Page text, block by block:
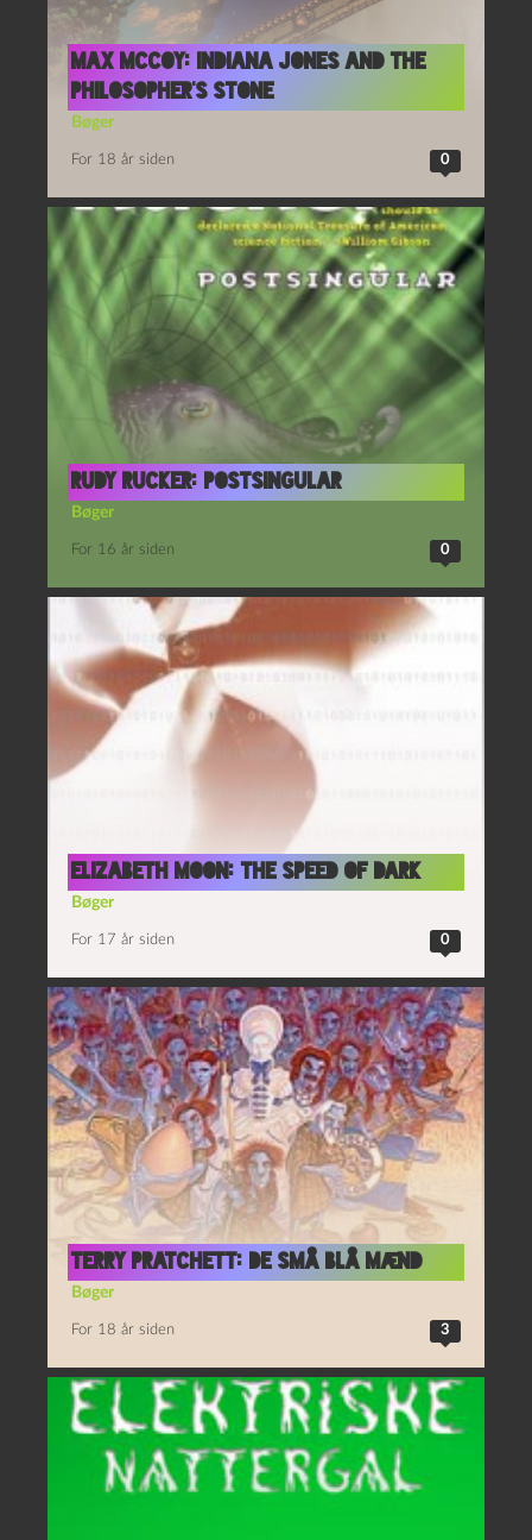
Max McCoy: Indiana Jones and the
Philosopher’s Stone
Bøger
For 18 år siden 0
Rudy Rucker: Postsingular
Bøger
For 16 år siden 0
Elizabeth Moon: The Speed of Dark
Bøger
For 17 år siden 0
Terry Pratchett: De små blå mænd
Bøger
For 18 år siden 3